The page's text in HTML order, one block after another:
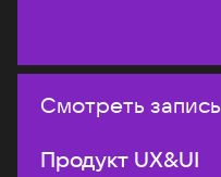
Смотреть запись
Продукт UX&UI